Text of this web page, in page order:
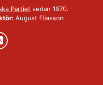
Partiet sedan 1970.
August Eliasson